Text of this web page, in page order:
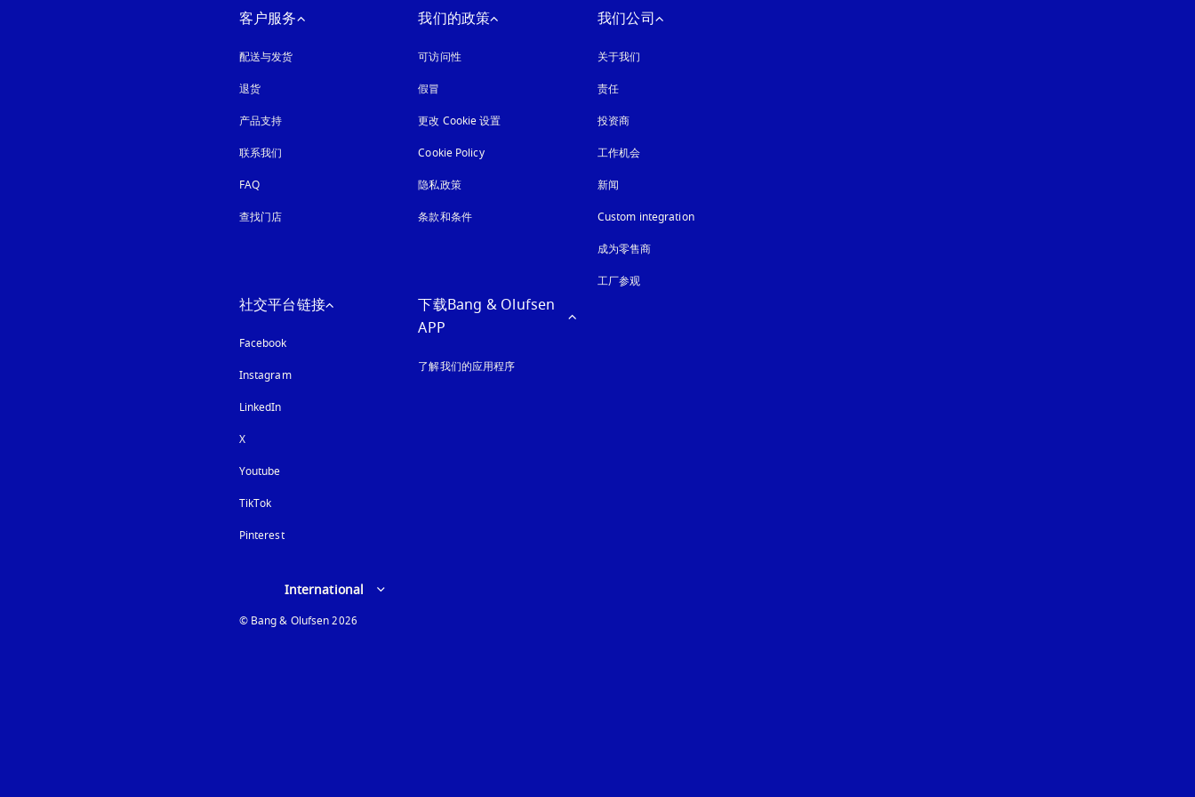
客户服务
配送与发货
退货
产品支持
联系我们
FAQ
查找门店
我们的政策
可访问性在新选项卡中打开
假冒
更改 Cookie 设置
Cookie Policy在新选项卡中打开
隐私政策在新选项卡中打开
条款和条件
我们公司
关于我们
责任
投资商
工作机会
新闻
Custom integration
成为零售商
工厂参观
社交平台链接
Facebook
Instagram在新选项卡中打开
LinkedIn
X
Youtube
TikTok
Pinterest
下载Bang & Olufsen
APP
了解我们的应用程序
Select country and language
International
© Bang & Olufsen 2026